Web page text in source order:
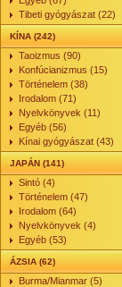
Tibeti gyógyászat (22)
KÍNA (242)
Taoizmus (90)
Konfúcianizmus (15)
Történelem (38)
Irodalom (71)
Nyelvkönyvek (11)
Egyéb (56)
Kínai gyógyászat (43)
JAPÁN (141)
Sintó (4)
Történelem (47)
Irodalom (64)
Nyelvkönyvek (4)
Egyéb (53)
ÁZSIA (62)
Burma/Mianmar (5)